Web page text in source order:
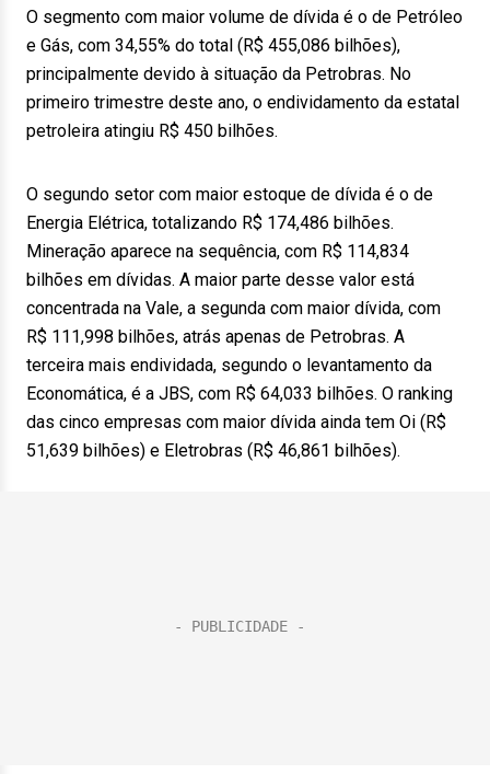
O segmento com maior volume de dívida é o de Petróleo
e Gás, com 34,55% do total (R$ 455,086 bilhões),
principalmente devido à situação da Petrobras. No
primeiro trimestre deste ano, o endividamento da estatal
petroleira atingiu R$ 450 bilhões.
O segundo setor com maior estoque de dívida é o de
Energia Elétrica, totalizando R$ 174,486 bilhões.
Mineração aparece na sequência, com R$ 114,834
bilhões em dívidas. A maior parte desse valor está
concentrada na Vale, a segunda com maior dívida, com
R$ 111,998 bilhões, atrás apenas de Petrobras. A
terceira mais endividada, segundo o levantamento da
Economática, é a JBS, com R$ 64,033 bilhões. O ranking
das cinco empresas com maior dívida ainda tem Oi (R$
51,639 bilhões) e Eletrobras (R$ 46,861 bilhões).